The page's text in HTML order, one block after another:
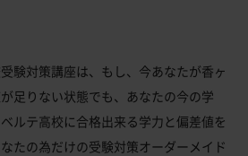
験対策講座は、もし、今あなたが香ヶ
足りない状態でも、あなたの今の学
ルテ高校に合格出来る学力と偏差値を
たの為だけの受験対策オーダーメイド